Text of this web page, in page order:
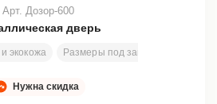
дверь
экокожа Размеры под заказ
Арт. Дозор-600
Нужна скидка